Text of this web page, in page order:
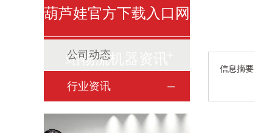
信息摘要
葫芦娃官方下载入口网
站物流机器资讯
公司动态
行业资讯